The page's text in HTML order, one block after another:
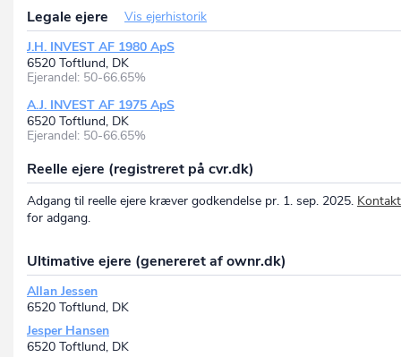
Legale ejere
Vis ejerhistorik
J.H. INVEST AF 1980 ApS
6520 Toftlund, DK
Ejerandel: 50-66.65%
A.J. INVEST AF 1975 ApS
6520 Toftlund, DK
Ejerandel: 50-66.65%
Reelle ejere (registreret på cvr.dk)
Adgang til reelle ejere kræver godkendelse pr. 1. sep. 2025.
for adgang.
Ultimative ejere (genereret af ownr.dk)
Allan Jessen
6520 Toftlund, DK
Jesper Hansen
6520 Toftlund, DK